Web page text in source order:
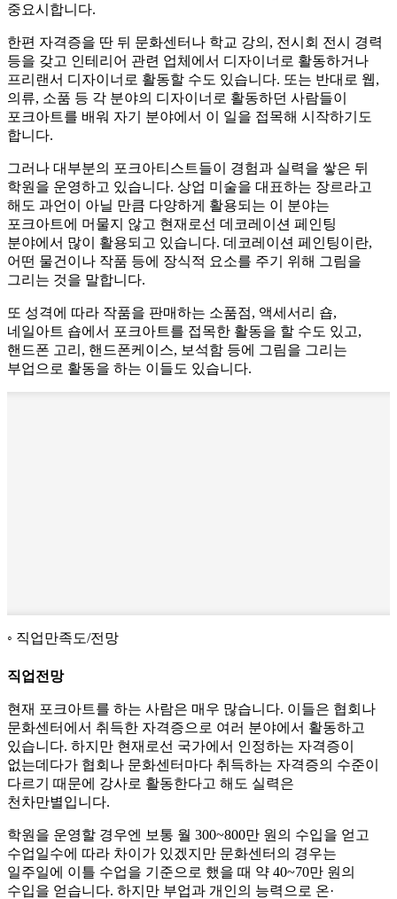
중요시합니다.
한편 자격증을 딴 뒤 문화센터나 학교 강의, 전시회 전시 경력
등을 갖고 인테리어 관련 업체에서 디자이너로 활동하거나
프리랜서 디자이너로 활동할 수도 있습니다. 또는 반대로 웹,
의류, 소품 등 각 분야의 디자이너로 활동하던 사람들이
포크아트를 배워 자기 분야에서 이 일을 접목해 시작하기도
합니다.
그러나 대부분의 포크아티스트들이 경험과 실력을 쌓은 뒤
학원을 운영하고 있습니다. 상업 미술을 대표하는 장르라고
해도 과언이 아닐 만큼 다양하게 활용되는 이 분야는
포크아트에 머물지 않고 현재로선 데코레이션 페인팅
분야에서 많이 활용되고 있습니다. 데코레이션 페인팅이란,
어떤 물건이나 작품 등에 장식적 요소를 주기 위해 그림을
그리는 것을 말합니다.
또 성격에 따라 작품을 판매하는 소품점, 액세서리 숍,
네일아트 숍에서 포크아트를 접목한 활동을 할 수도 있고,
핸드폰 고리, 핸드폰케이스, 보석함 등에 그림을 그리는
부업으로 활동을 하는 이들도 있습니다.
직업만족도/전망
직업전망
현재 포크아트를 하는 사람은 매우 많습니다. 이들은 협회나
문화센터에서 취득한 자격증으로 여러 분야에서 활동하고
있습니다. 하지만 현재로선 국가에서 인정하는 자격증이
없는데다가 협회나 문화센터마다 취득하는 자격증의 수준이
다르기 때문에 강사로 활동한다고 해도 실력은
천차만별입니다.
학원을 운영할 경우엔 보통 월 300~800만 원의 수입을 얻고
수업일수에 따라 차이가 있겠지만 문화센터의 경우는
일주일에 이틀 수업을 기준으로 했을 때 약 40~70만 원의
수입을 얻습니다. 하지만 부업과 개인의 능력으로 온·